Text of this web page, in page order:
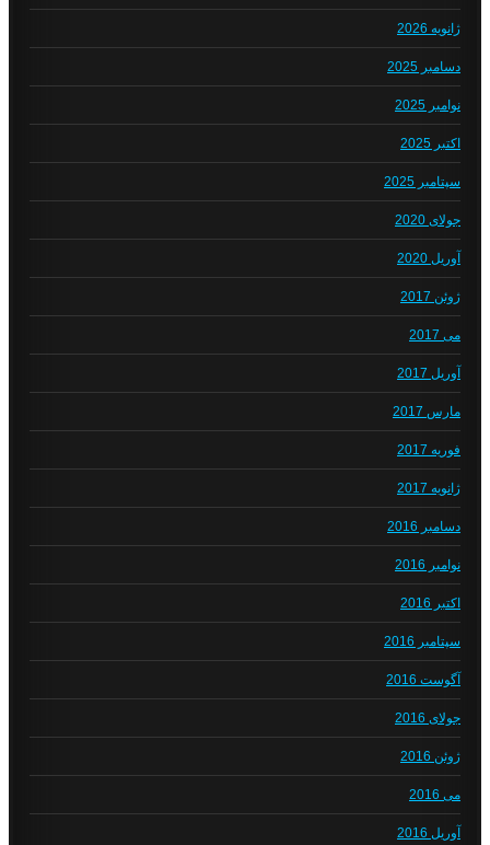
ژانویه 2026
دسامبر 2025
نوامبر 2025
اکتبر 2025
سپتامبر 2025
جولای 2020
آوریل 2020
ژوئن 2017
می 2017
آوریل 2017
مارس 2017
فوریه 2017
ژانویه 2017
دسامبر 2016
نوامبر 2016
اکتبر 2016
سپتامبر 2016
آگوست 2016
جولای 2016
ژوئن 2016
می 2016
آوریل 2016